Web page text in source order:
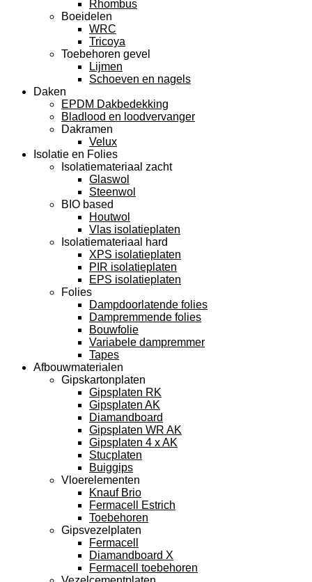
Rhombus
Boeidelen
WRC
Tricoya
Toebehoren gevel
Lijmen
Schoeven en nagels
Daken
EPDM Dakbedekking
Bladlood en loodvervanger
Dakramen
Velux
Isolatie en Folies
Isolatiemateriaal zacht
Glaswol
Steenwol
BIO based
Houtwol
Vlas isolatieplaten
Isolatiemateriaal hard
XPS isolatieplaten
PIR isolatieplaten
EPS isolatieplaten
Folies
Dampdoorlatende folies
Dampremmende folies
Bouwfolie
Variabele dampremmer
Tapes
Afbouwmaterialen
Gipskartonplaten
Gipsplaten RK
Gipsplaten AK
Diamandboard
Gipsplaten WR AK
Gipsplaten 4 x AK
Stucplaten
Buiggips
Vloerelementen
Knauf Brio
Fermacell Estrich
Toebehoren
Gipsvezelplaten
Fermacell
Diamandboard X
Fermacell toebehoren